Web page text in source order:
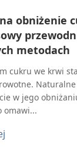
obniżenie
metodach
cukru we krwi
w jego
omawi...